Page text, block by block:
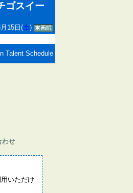
ゴスイー
15日(土)
Talent Schedule
わせ
いただけ